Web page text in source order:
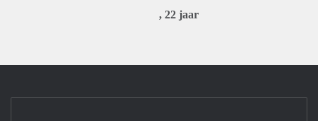
, 22 jaar